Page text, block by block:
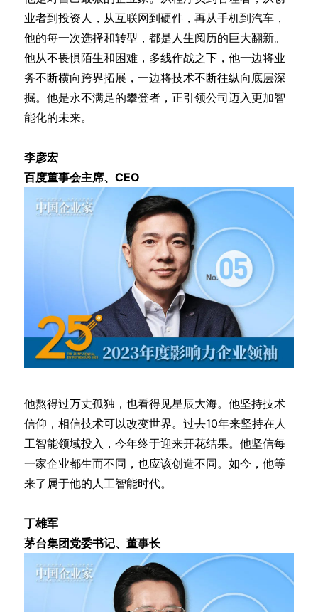
业者到投资人，从互联网到硬件，再从手机到汽车，
他的每一次选择和转型，都是人生阅历的巨大翻新。
他从不畏惧陌生和困难，多线作战之下，他一边将业
务不断横向跨界拓展，一边将技术不断往纵向底层深
掘。他是永不满足的攀登者，正引领公司迈入更加智
能化的未来。
李彦宏
百度董事会主席、CEO
他熬得过万丈孤独，也看得见星辰大海。他坚持技术
信仰，相信技术可以改变世界。过去10年来坚持在人
工智能领域投入，今年终于迎来开花结果。他坚信每
一家企业都生而不同，也应该创造不同。如今，他等
来了属于他的人工智能时代。
丁雄军
茅台集团党委书记、董事长